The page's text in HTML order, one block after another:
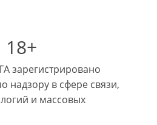
18+
зарегистрировано
надзору в сфере связи,
и массовых